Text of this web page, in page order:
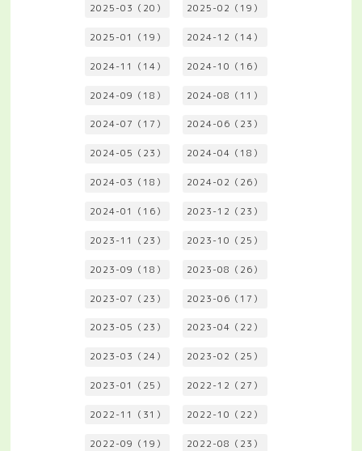
2025-03（20） 2025-02（19）
2025-01（19） 2024-12（14）
2024-11（14） 2024-10（16）
2024-09（18） 2024-08（11）
2024-07（17） 2024-06（23）
2024-05（23） 2024-04（18）
2024-03（18） 2024-02（26）
2024-01（16） 2023-12（23）
2023-11（23） 2023-10（25）
2023-09（18） 2023-08（26）
2023-07（23） 2023-06（17）
2023-05（23） 2023-04（22）
2023-03（24） 2023-02（25）
2023-01（25） 2022-12（27）
2022-11（31） 2022-10（22）
2022-09（19） 2022-08（23）